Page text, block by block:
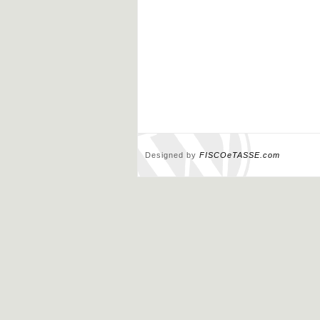
Designed by FISCOeTASSE.com